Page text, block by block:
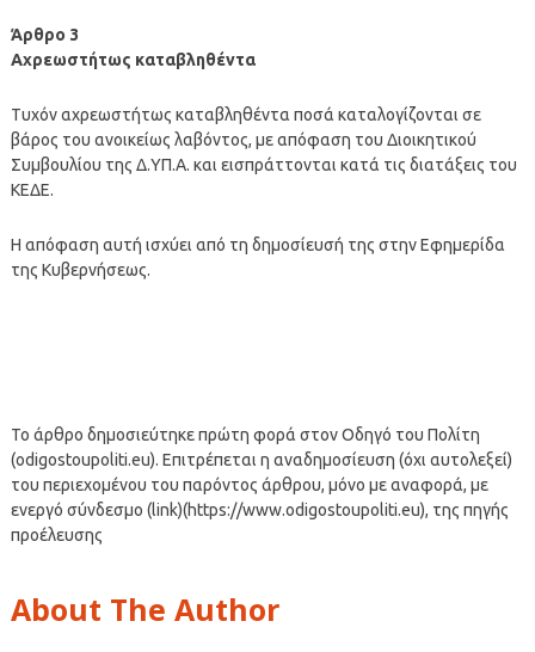
Άρθρο 3
Αχρεωστήτως καταβληθέντα
Τυχόν αχρεωστήτως καταβληθέντα ποσά καταλογίζονται σε
βάρος του ανοικείως λαβόντος, με απόφαση του Διοικητικού
Συμβουλίου της Δ.ΥΠ.Α. και εισπράττονται κατά τις διατάξεις του
ΚΕΔΕ.
Η απόφαση αυτή ισχύει από τη δημοσίευσή της στην Εφημερίδα
της Κυβερνήσεως.
Το άρθρο δημοσιεύτηκε πρώτη φορά στον Οδηγό του Πολίτη
(odigostoupoliti.eu). Επιτρέπεται η αναδημοσίευση (όχι αυτολεξεί)
του περιεχομένου του παρόντος άρθρου, μόνο με αναφορά, με
ενεργό σύνδεσμο (link)(https://www.odigostoupoliti.eu), της πηγής
προέλευσης
About The Author